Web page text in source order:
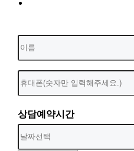
상담예약시간